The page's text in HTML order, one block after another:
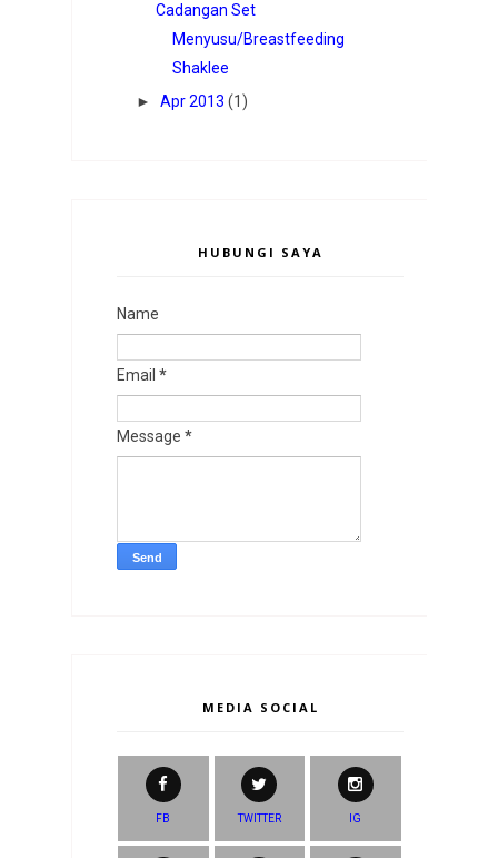
Cadangan Set
Menyusu/Breastfeeding
Shaklee
► Apr 2013 (1)
HUBUNGI SAYA
Name
Email *
Message *
MEDIA SOCIAL
FB TWITTER IG